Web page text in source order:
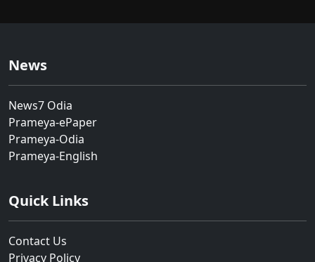
News
News7 Odia
Prameya-ePaper
Prameya-Odia
Prameya-English
Quick Links
Contact Us
Privacy Policy